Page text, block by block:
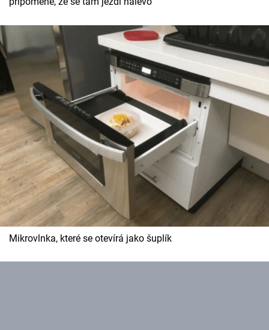
Mikrovlnka, které se otevírá jako šuplík